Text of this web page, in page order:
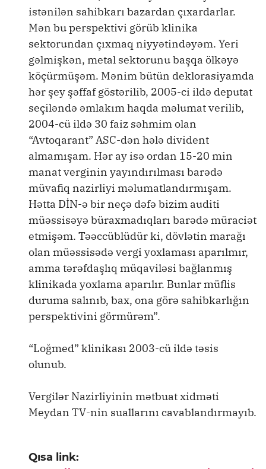
istənilən sahibkarı bazardan çıxardarlar.
Mən bu perspektivi görüb klinika
sektorundan çıxmaq niyyətindəyəm. Yeri
gəlmişkən, metal sektorunu başqa ölkəyə
köçürmüşəm. Mənim bütün deklorasiyamda
hər şey şəffaf göstərilib, 2005-ci ildə deputat
seçiləndə əmlakım haqda məlumat verilib,
2004-cü ildə 30 faiz səhmim olan
“Avtoqarant” ASC-dən hələ divident
almamışam. Hər ay isə ordan 15-20 min
manat verginin yayındırılması barədə
müvafiq nazirliyi məlumatlandırmışam.
Hətta DİN-ə bir neçə dəfə bizim auditi
müəssisəyə büraxmadıqları barədə müraciət
etmişəm. Təəccüblüdür ki, dövlətin marağı
olan müəssisədə vergi yoxlaması aparılmır,
amma tərəfdaşlıq müqaviləsi bağlanmış
klinikada yoxlama aparılır. Bunlar müflis
duruma salınıb, bax, ona görə sahibkarlığın
perspektivini görmürəm”.
“Loğmed” klinikası 2003-cü ildə təsis
olunub.
Vergilər Nazirliyinin mətbuat xidməti
Meydan TV-nin suallarını cavablandırmayıb.
Qısa link: